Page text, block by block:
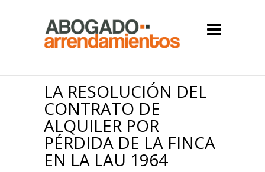
LA RESOLUCIÓN DEL
CONTRATO DE
ALQUILER POR
PÉRDIDA DE LA FINCA
EN LA LAU 1964